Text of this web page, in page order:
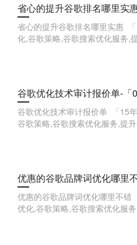
省心的提升谷歌排名哪里实
省心的提升谷歌排名哪里实惠
化,谷歌策略,谷歌搜索优化服务,
谷歌优化技术审计报价单-「
谷歌优化技术审计报价单 「15
谷歌策略,谷歌搜索优化服务,提
优惠的谷歌品牌词优化哪里
优惠的谷歌品牌词优化哪里不
优化,谷歌策略,谷歌搜索优化服